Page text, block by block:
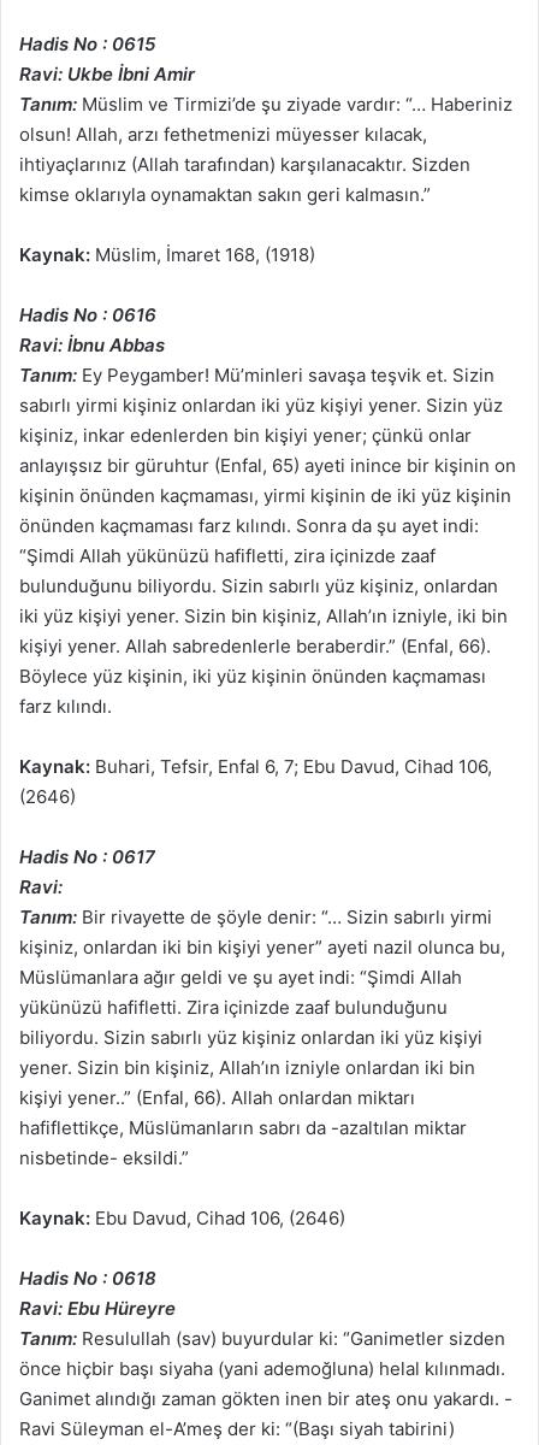
Hadis No : 0615
Ravi: Ukbe İbni Amir
Tanım: Müslim ve Tirmizi’de şu ziyade vardır: “… Haberiniz
olsun! Allah, arzı fethetmenizi müyesser kılacak,
ihtiyaçlarınız (Allah tarafından) karşılanacaktır. Sizden
kimse oklarıyla oynamaktan sakın geri kalmasın.”
Kaynak: Müslim, İmaret 168, (1918)
Hadis No : 0616
Ravi: İbnu Abbas
Tanım: Ey Peygamber! Mü’minleri savaşa teşvik et. Sizin
sabırlı yirmi kişiniz onlardan iki yüz kişiyi yener. Sizin yüz
kişiniz, inkar edenlerden bin kişiyi yener; çünkü onlar
anlayışsız bir güruhtur (Enfal, 65) ayeti inince bir kişinin on
kişinin önünden kaçmaması, yirmi kişinin de iki yüz kişinin
önünden kaçmaması farz kılındı. Sonra da şu ayet indi:
“Şimdi Allah yükünüzü hafifletti, zira içinizde zaaf
bulunduğunu biliyordu. Sizin sabırlı yüz kişiniz, onlardan
iki yüz kişiyi yener. Sizin bin kişiniz, Allah’ın izniyle, iki bin
kişiyi yener. Allah sabredenlerle beraberdir.” (Enfal, 66).
Böylece yüz kişinin, iki yüz kişinin önünden kaçmaması
farz kılındı.
Kaynak: Buhari, Tefsir, Enfal 6, 7; Ebu Davud, Cihad 106,
(2646)
Hadis No : 0617
Ravi:
Tanım: Bir rivayette de şöyle denir: “… Sizin sabırlı yirmi
kişiniz, onlardan iki bin kişiyi yener” ayeti nazil olunca bu,
Müslümanlara ağır geldi ve şu ayet indi: “Şimdi Allah
yükünüzü hafifletti. Zira içinizde zaaf bulunduğunu
biliyordu. Sizin sabırlı yüz kişiniz onlardan iki yüz kişiyi
yener. Sizin bin kişiniz, Allah’ın izniyle onlardan iki bin
kişiyi yener..” (Enfal, 66). Allah onlardan miktarı
hafiflettikçe, Müslümanların sabrı da -azaltılan miktar
nisbetinde- eksildi.”
Kaynak: Ebu Davud, Cihad 106, (2646)
Hadis No : 0618
Ravi: Ebu Hüreyre
Tanım: Resulullah (sav) buyurdular ki: “Ganimetler sizden
önce hiçbir başı siyaha (yani ademoğluna) helal kılınmadı.
Ganimet alındığı zaman gökten inen bir ateş onu yakardı. -
Ravi Süleyman el-A’meş der ki: “(Başı siyah tabirini)